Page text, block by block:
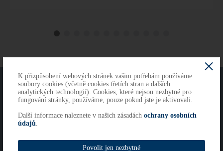
O NÁS KONTAKTY
Copyright 2026
Imprint
K přizpůsobení webových stránek vašim potřebám používáme
soubory cookies (včetně cookies třetích stran a dalších
analytických technologií). Cookies, které nejsou nezbytné pro
fungování stránky, používáme, pouze pokud jste je aktivovali.
Další informace naleznete v našich zásadách ochrany osobních
údajů.
Povolit jen nezbytné